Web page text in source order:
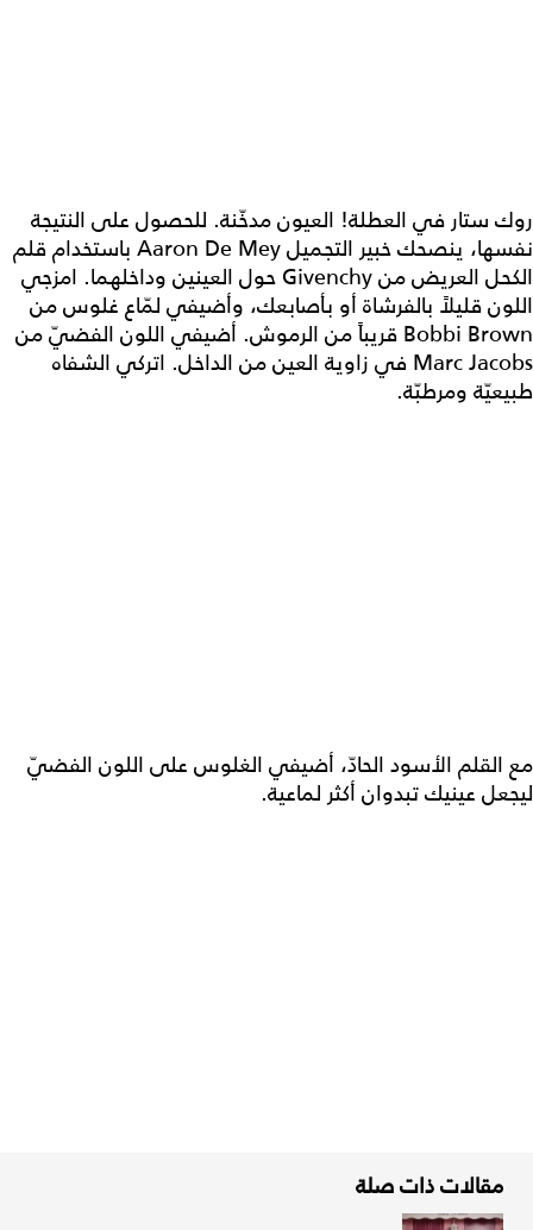
روك ستار في العطلة! العيون مدخّنة. للحصول على النتيجة
نفسها، ينصحك خبير التجميل Aaron De Mey باستخدام قلم
الكحل العريض من Givenchy حول العينين وداخلهما. امزجي
اللون قليلاً بالفرشاة أو بأصابعك، وأضيفي لمّاع غلوس من
Bobbi Brown قريباً من الرموش. أضيفي اللون الفضيّ من
Marc Jacobs في زاوية العين من الداخل. اتركي الشفاه
طبيعيّة ومرطبّة.
مع القلم الأسود الحادّ، أضيفي الغلوس على اللون الفضيّ
ليجعل عينيك تبدوان أكثر لماعية.
مقالات ذات صلة